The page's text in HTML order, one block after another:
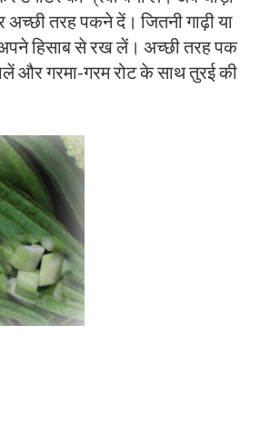
तरह पकने दें। जितनी गाढ़ी या
हिसाब से रख लें। अच्छी तरह पक
और गरमा-गरम रोट के साथ तुरई की